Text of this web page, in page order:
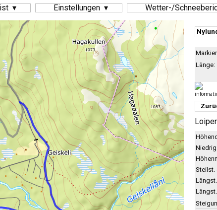
Einstellungen Wetter-/
Länge:
Steilst.